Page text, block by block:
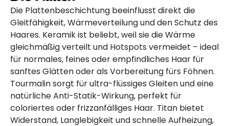
Die Plattenbeschichtung beeinflusst direkt die
Gleitfähigkeit, Wärmeverteilung und den Schutz des
Haares. Keramik ist beliebt, weil sie die Wärme
gleichmäßig verteilt und Hotspots vermeidet – ideal
für normales, feines oder empfindliches Haar für
sanftes Glätten oder als Vorbereitung fürs Föhnen.
Tourmalin sorgt für ultra-flüssiges Gleiten und eine
natürliche Anti-Statik-Wirkung, perfekt für
coloriertes oder frizzanfälliges Haar. Titan bietet
Widerstand, Langlebigkeit und schnelle Aufheizung,